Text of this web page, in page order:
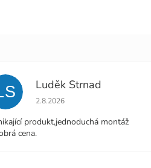
Luděk Strnad
Hodnocení obchodu je 5 z 5
2.8.2026
produkt,jednoduchá montáž
cena.